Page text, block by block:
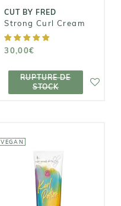
CUT BY FRED
Strong Curl Cream
30,00€
RUPTURE DE
STOCK
RUPTURE DE
STOCK
VEGAN